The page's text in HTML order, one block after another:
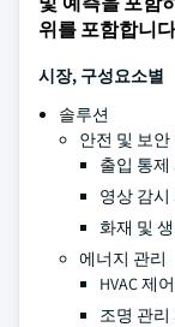
위를 포함합니
시장, 구성요소별
솔루션
안전 및 보안
출입 통제
영상 감시
화재 및
에너지 관리
HVAC 제
조명 관리